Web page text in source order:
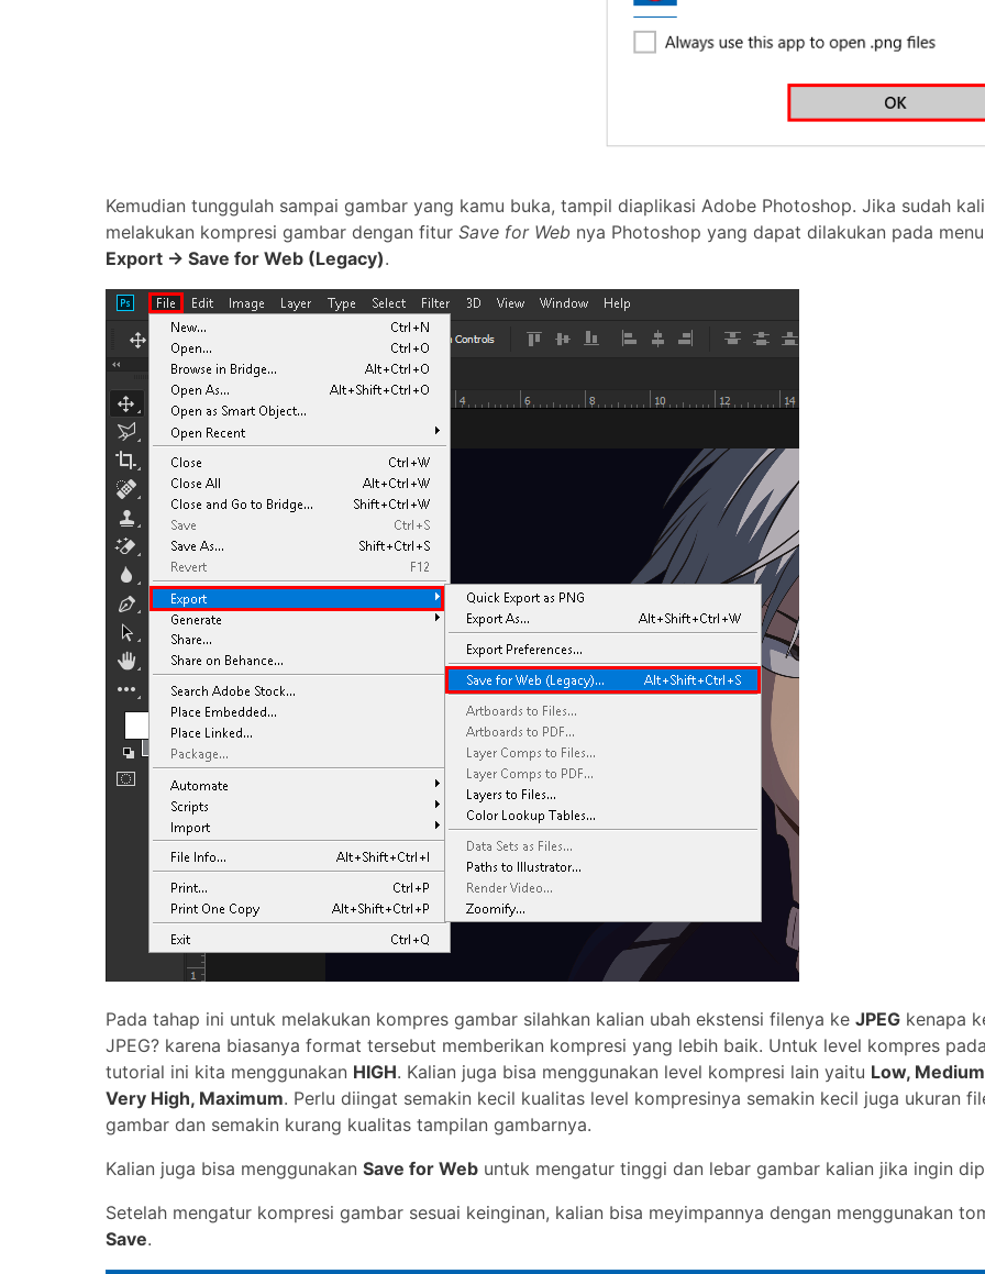
Kemudian tunggulah sampai gambar yang kamu buka, tampil diaplikasi Adobe Photoshop. Jika sudah
melakukan kompresi gambar dengan fitur Save for Web nya Photoshop yang dapat dilakukan pada
Export -> Save for Web (Legacy).
Pada tahap ini untuk melakukan kompres gambar silahkan kalian ubah ekstensi filenya ke JPEG kenapa
JPEG? karena biasanya format tersebut memberikan kompresi yang lebih baik. Untuk level kompres
tutorial ini kita menggunakan HIGH. Kalian juga bisa menggunakan level kompresi lain yaitu Low,
Very High, Maximum. Perlu diingat semakin kecil kualitas level kompresinya semakin kecil juga ukuran
gambar dan semakin kurang kualitas tampilan gambarnya.
Kalian juga bisa menggunakan Save for Web untuk mengatur tinggi dan lebar gambar kalian jika ingin
Setelah mengatur kompresi gambar sesuai keinginan, kalian bisa meyimpannya dengan menggunakan
Save.